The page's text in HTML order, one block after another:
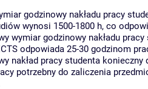
godzinowy nakładu pracy
wynosi 1500-1800 h, co
wymiar godzinowy nakładu
odpowiada 25-30 godzinom
nakład pracy studenta
potrzebny do zaliczenia